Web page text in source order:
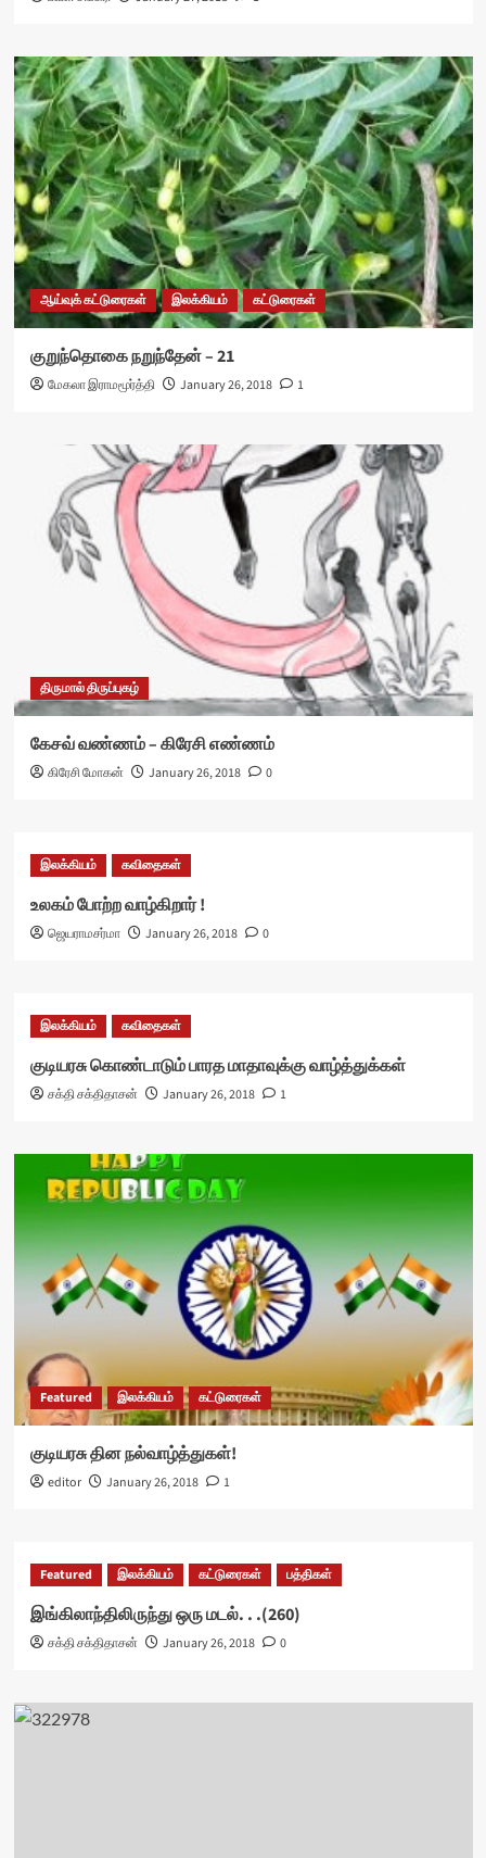
ஆய்வுக் கட்டுரைகள் இலக்கியம் கட்டுரைகள்
குறுந்தொகை நறுந்தேன் – 21
மேகலா இராமமூர்த்தி January 26, 2018 1
திருமால் திருப்புகழ்
கேசவ் வண்ணம் – கிரேசி எண்ணம்
கிரேசி மோகன் January 26, 2018 0
இலக்கியம் கவிதைகள்
உலகம் போற்ற வாழ்கிறார் !
ஜெயராமசர்மா January 26, 2018 0
இலக்கியம் கவிதைகள்
குடியரசு கொண்டாடும் பாரத மாதாவுக்கு வாழ்த்துக்கள்
சக்தி சக்திதாசன் January 26, 2018 1
Featured இலக்கியம் கட்டுரைகள்
குடியரசு தின நல்வாழ்த்துகள்!
editor January 26, 2018 1
Featured இலக்கியம் கட்டுரைகள் பத்திகள்
இங்கிலாந்திலிருந்து ஒரு மடல். . .(260)
சக்தி சக்திதாசன் January 26, 2018 0